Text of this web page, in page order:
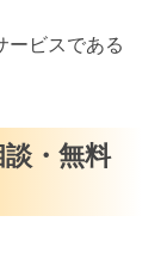
ービスである
・無料